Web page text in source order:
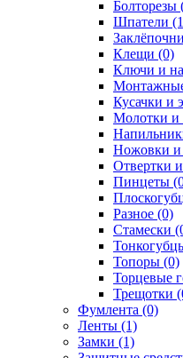
Болторезы
Шпатели
Клещи (0)
Ключи и
Кусачки и
Молотки и
Ножовки
Отвертки
Пинцеты
Разное (0)
Стамески
Топоры (0)
Торцевые
Трещотки
Фумлента (0)
Ленты (1)
Замки (1)